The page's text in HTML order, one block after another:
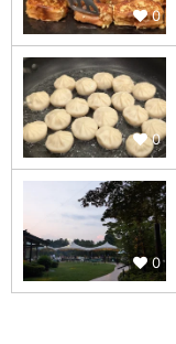
0
0
0